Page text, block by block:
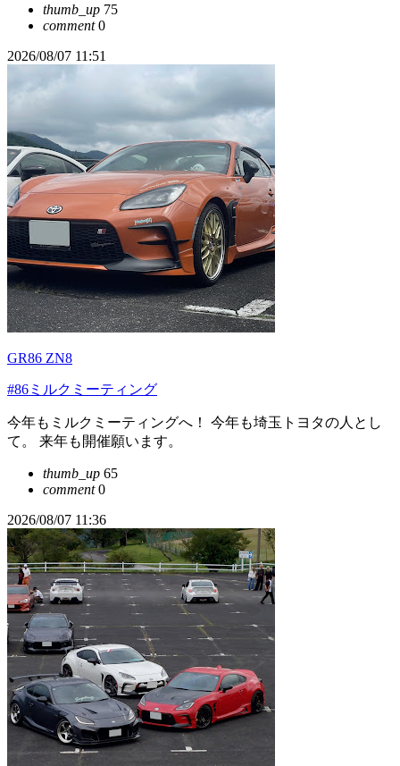
thumb_up 75
comment0
2026/08/07 11:51
GR86 ZN8
#86ミルクミーティング
今年もミルクミーティングへ！ 今年も埼玉トヨタの人とし
て。 来年も開催願います。
thumb_up 65
comment0
2026/08/07 11:36